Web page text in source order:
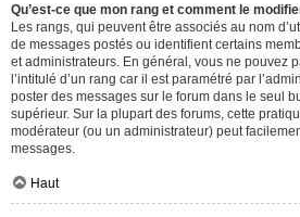
Qu’est-ce que mon rang et comment le
Les rangs, qui peuvent être associés au nom
de messages postés ou identifient certains
et administrateurs. En général, vous ne pouvez
l’intitulé d’un rang car il est paramétré par
poster des messages sur le forum dans le seul
supérieur. Sur la plupart des forums, cette
modérateur (ou un administrateur) peut
messages.
Haut